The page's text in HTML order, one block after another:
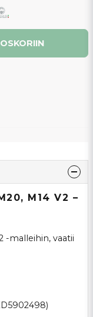
M14 V2 –
-malleihin, vaatii